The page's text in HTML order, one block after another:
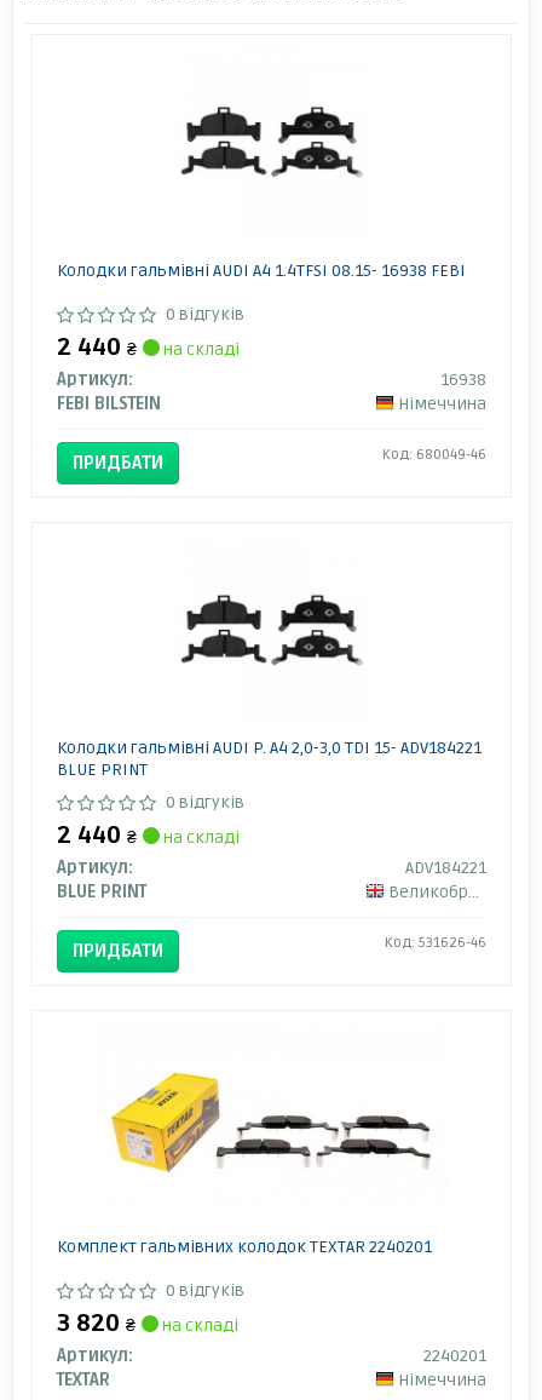
Колодки гальмівні AUDI A4 1.4TFSI 08.15- 16938 FEBI
0 відгуків
2 440 ₴
на складі
Артикул:
16938
FEBI BILSTEIN
Німеччина
ПРИДБАТИ Код: 680049-46
Колодки гальмівні AUDI P. A4 2,0-3,0 TDI 15- ADV184221
BLUE PRINT
0 відгуків
2 440 ₴
на складі
Артикул:
ADV184221
BLUE PRINT
Великобританія
ПРИДБАТИ Код: 531626-46
Комплект гальмівних колодок TEXTAR 2240201
0 відгуків
3 820 ₴
на складі
Артикул:
2240201
TEXTAR
Німеччина